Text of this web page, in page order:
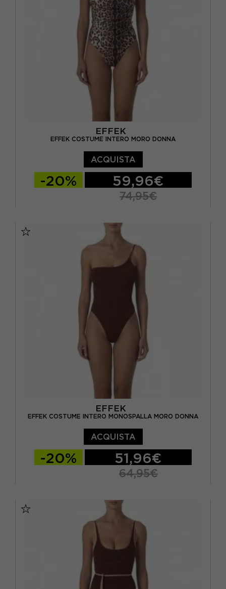
EFFEK
EFFEK COSTUME INTERO MORO DONNA
ACQUISTA
-20% 59,96€
74,95€
EFFEK
EFFEK COSTUME INTERO MONOSPALLA MORO DONNA
ACQUISTA
-20% 51,96€
64,95€